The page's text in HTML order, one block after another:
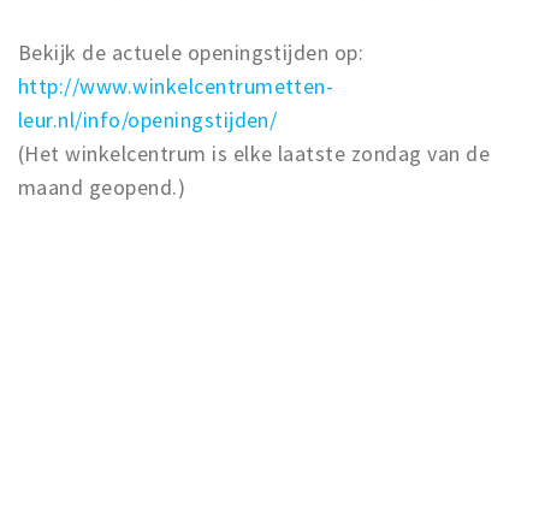
Bekijk de actuele openingstijden op:
http://www.winkelcentrumetten-
leur.nl/info/openingstijden/
(Het winkelcentrum is elke laatste zondag van de
maand geopend.)